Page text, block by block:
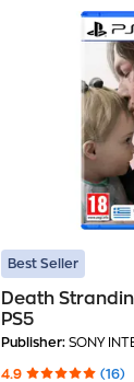
Best Seller
Death
PS5
Publisher: SONY
4.9 (16)